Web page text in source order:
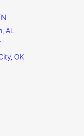
AL
OK